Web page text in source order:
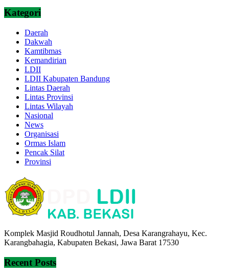
Kategori
Daerah
Dakwah
Kamtibmas
Kemandirian
LDII
LDII Kabupaten Bandung
Lintas Daerah
Lintas Provinsi
Lintas Wilayah
Nasional
News
Organisasi
Ormas Islam
Pencak Silat
Provinsi
Komplek Masjid Roudhotul Jannah, Desa Karangrahayu, Kec.
Karangbahagia, Kabupaten Bekasi, Jawa Barat 17530
Recent Posts